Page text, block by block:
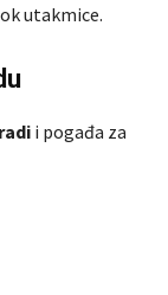
utakmice.
i pogađa za